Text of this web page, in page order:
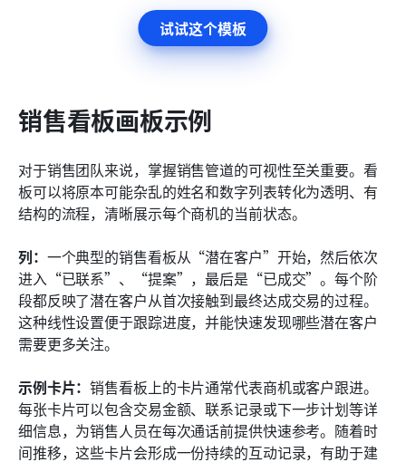
试试这个模板
销售看板画板示例
对于销售团队来说，掌握销售管道的可视性至关重要。看
板可以将原本可能杂乱的姓名和数字列表转化为透明、有
结构的流程，清晰展示每个商机的当前状态。
列： 一个典型的销售看板从“潜在客户”开始，然后依次
进入“已联系”、“提案”，最后是“已成交”。每个阶
段都反映了潜在客户从首次接触到最终达成交易的过程。
这种线性设置便于跟踪进度，并能快速发现哪些潜在客户
需要更多关注。
示例卡片：销售看板上的卡片通常代表商机或客户跟进。
每张卡片可以包含交易金额、联系记录或下一步计划等详
细信息，为销售人员在每次通话前提供快速参考。随着时
间推移，这些卡片会形成一份持续的互动记录，有助于建